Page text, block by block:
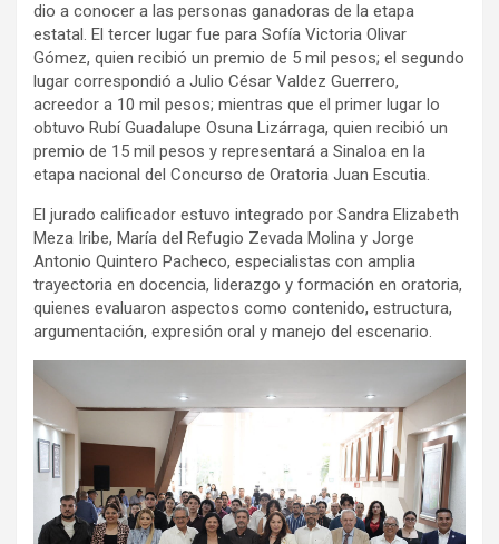
dio a conocer a las personas ganadoras de la etapa
estatal. El tercer lugar fue para Sofía Victoria Olivar
Gómez, quien recibió un premio de 5 mil pesos; el segundo
lugar correspondió a Julio César Valdez Guerrero,
acreedor a 10 mil pesos; mientras que el primer lugar lo
obtuvo Rubí Guadalupe Osuna Lizárraga, quien recibió un
premio de 15 mil pesos y representará a Sinaloa en la
etapa nacional del Concurso de Oratoria Juan Escutia.
El jurado calificador estuvo integrado por Sandra Elizabeth
Meza Iribe, María del Refugio Zevada Molina y Jorge
Antonio Quintero Pacheco, especialistas con amplia
trayectoria en docencia, liderazgo y formación en oratoria,
quienes evaluaron aspectos como contenido, estructura,
argumentación, expresión oral y manejo del escenario.